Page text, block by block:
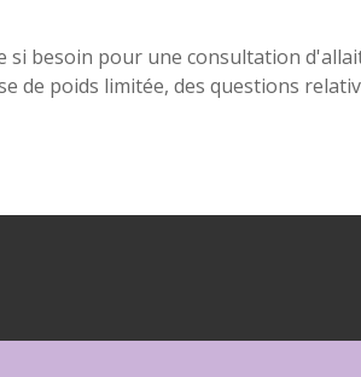
si besoin pour une consultation
de poids limitée, des questions